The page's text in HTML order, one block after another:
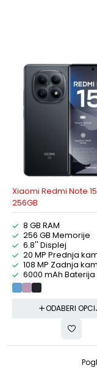
Xiaomi Redmi Note
256GB
8 GB RAM
256 GB Memorije
6.8'' Displej
20 MP Prednja
108 MP Zadnja
6000 mAh Baterija
ODABERI